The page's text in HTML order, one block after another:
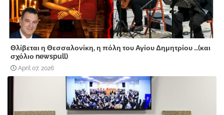
Θλίβεται η Θεσσαλονίκη, η πόλη του Αγίου Δημητρίου …(και
σχόλιο newspull)
April 07, 2026